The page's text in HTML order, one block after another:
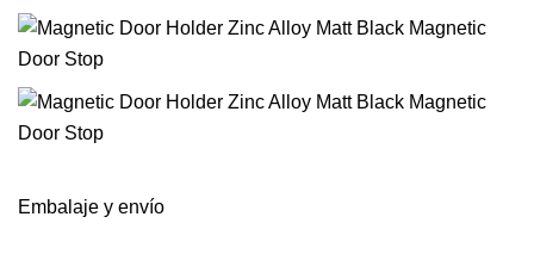
Embalaje y envío